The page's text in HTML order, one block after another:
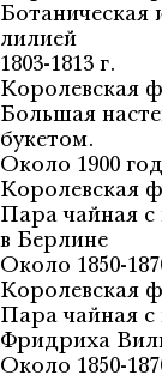
Ботаническая
лилией
1803-1813 г.
Королевская
Большая
букетом.
Около 1900
Королевская
Пара чайная
в Берлине
Около 1850-
Королевская
Пара чайная с
Фридриха
Около 1850-